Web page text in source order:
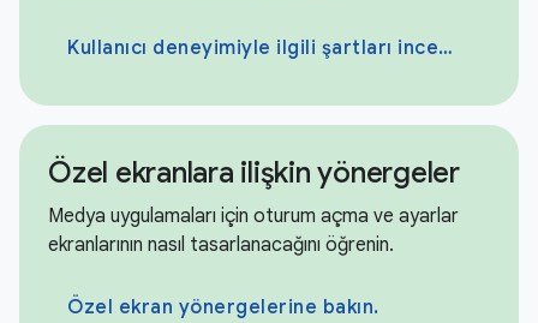
Kullanıcı deneyimiyle ilgili şartları inceleyin.
Özel ekranlara ilişkin yönergeler
Medya uygulamaları için oturum açma ve ayarlar
ekranlarının nasıl tasarlanacağını öğrenin.
Özel ekran yönergelerine bakın.